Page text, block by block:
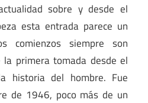
sobre y desde el
esta entrada parece un
comienzos siempre son
primera tomada desde el
historia del hombre. Fue
de 1946, poco más de un